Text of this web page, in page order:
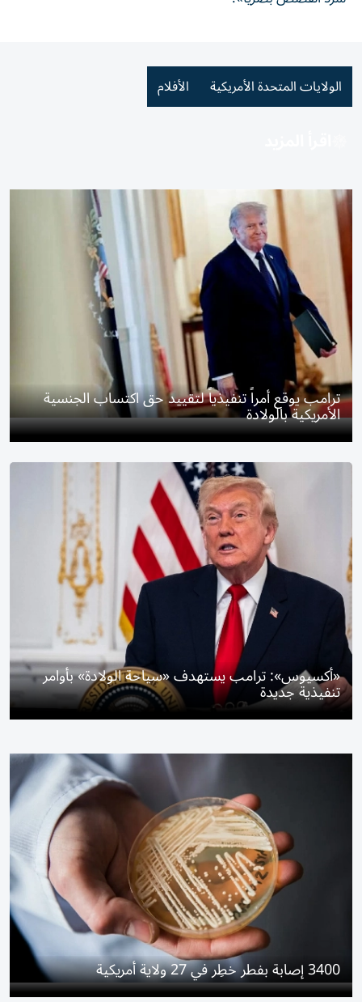
الولايات المتحدة الأمريكية الأفلام
ترامب يوقع أمراً تنفيذياً لتقييد حق اكتساب الجنسية
الأمريكية بالولادة
«أكسيوس»: ترامب يستهدف «سياحة الولادة» بأوامر
تنفيذية جديدة
3400 إصابة بفطر خطِر في 27 ولاية أمريكية